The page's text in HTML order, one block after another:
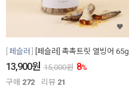
페슬러 [페슬러] 촉촉트릿 열빙어 65g
13,900원 15,000원 8%
구매 272 리뷰 21